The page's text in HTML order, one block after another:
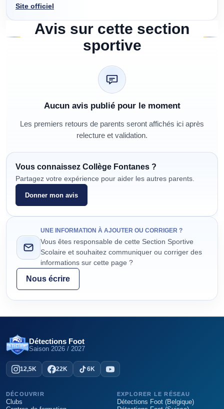
Site officiel
Avis sur cette section
sportive
Aucun avis publié pour le moment
Les premiers retours de parents seront affichés ici après
relecture et validation.
Vous connaissez Collège Fontanes ?
Partagez votre expérience pour aider les autres parents.
Donner mon avis
UNE INFORMATION À AJOUTER OU CORRIGER ?
Vous êtes responsable de cette Section Sportive
Scolaire et souhaitez communiquer ou corriger des
informations sur cette page ?
Nous écrire
Détections Foot
Saison 2026 / 2027
12,5K 22K 6K
DÉCOUVRIR
Clubs
EXPLORER LE RÉSEAU
Détections Foot (Belgique)